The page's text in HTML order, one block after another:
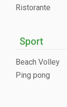
Ristorante
Sport
Beach Volley
Ping pong